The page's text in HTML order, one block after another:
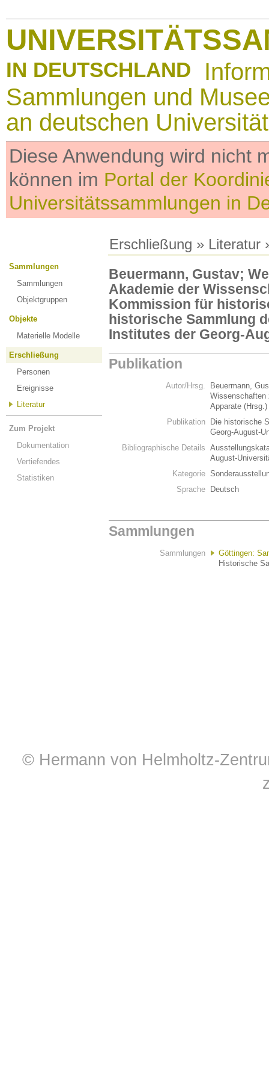
IN DEUTSCHLAND
Sammlungen und
an deutschen
Diese Anwendung wird nicht
können im Portal der
Universitätssammlungen in
Erschließung » Literatur
Sammlungen
Sammlungen
Objektgruppen
Objekte
Materielle Modelle
Erschließung
Personen
Ereignisse
Literatur
Zum Projekt
Dokumentation
Vertiefendes
Statistiken
Beuermann, Gustav;
Akademie der
Kommission für
historische Sammlung
Institutes der Georg-
Publikation
Autor/Hrsg.
Beuermann,
Wissenschaften
Apparate (Hrsg.)
Publikation
Die historische
Georg-August-
Bibliographische Details
August-
Kategorie
Sprache
Deutsch
Sammlungen
Sammlungen
Göttingen:
Historische
© Hermann von Helmholtz-